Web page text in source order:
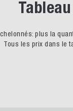
plus la
Tous les prix dans le